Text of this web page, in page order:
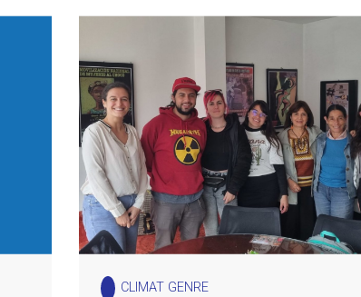
CLIMAT GENRE